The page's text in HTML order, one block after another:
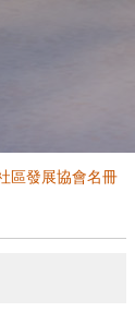
區發展協會名冊